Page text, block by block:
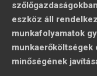
eszköz áll
munkafolyamatok
munkaerőköltségek
minőségének